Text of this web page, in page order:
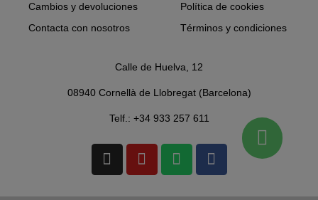
Cambios y devoluciones
Contacta con nosotros
Política de cookies
Términos y condiciones
Calle de Huelva, 12
08940 Cornellà de Llobregat (Barcelona)
Telf.: +34 933 257 611